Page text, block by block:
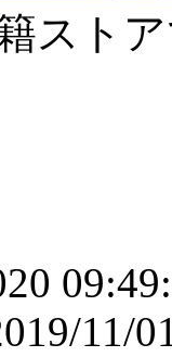
スト
11/